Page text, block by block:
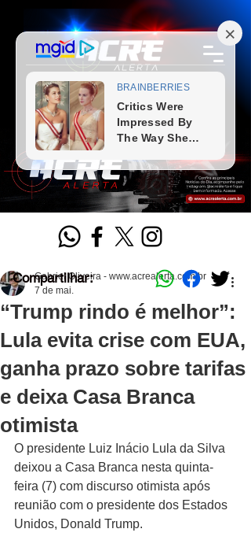
“Trump rindo é melhor”:
Lula evita crise com EUA,
ganha prazo sobre tarifas
e deixa Casa Branca
otimista
Gabriel Oliveira - www.acrealerta.com.br
7 de mai.
O presidente Luiz Inácio Lula da Silva
deixou a Casa Branca nesta quinta-
feira (7) com discurso otimista após
reunião com o presidente dos Estados
Unidos, Donald Trump.
Compartilhar: